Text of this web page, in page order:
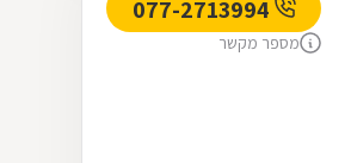
מספר מקשר